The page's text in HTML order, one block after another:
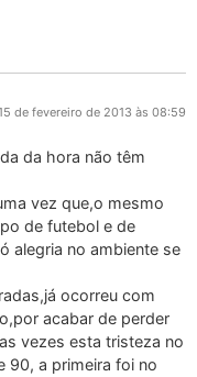
de fevereiro de 2013 às 08:59
da hora não têm
vez que,o mesmo
de futebol e de
alegria no ambiente se
ocorreu com
acabar de perder
vezes esta tristeza no
90, a primeira foi no